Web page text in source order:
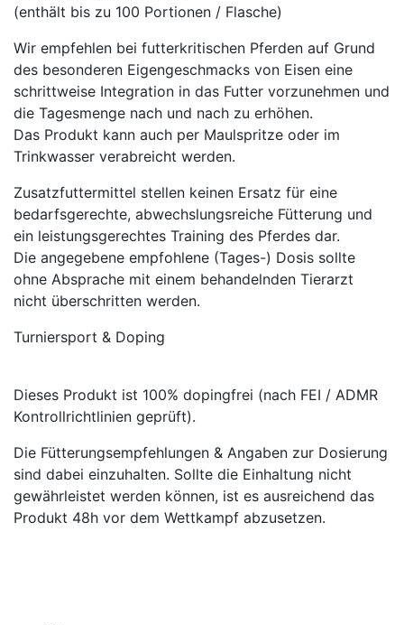
(enthält bis zu 100 Portionen / Flasche)
Wir empfehlen bei futterkritischen Pferden auf Grund
des besonderen Eigengeschmacks von Eisen eine
schrittweise Integration in das Futter vorzunehmen und
die Tagesmenge nach und nach zu erhöhen.
Das Produkt kann auch per Maulspritze oder im
Trinkwasser verabreicht werden.
Zusatzfuttermittel stellen keinen Ersatz für eine
bedarfsgerechte, abwechslungsreiche Fütterung und
ein leistungsgerechtes Training des Pferdes dar.
Die angegebene empfohlene (Tages-) Dosis sollte
ohne Absprache mit einem behandelnden Tierarzt
nicht überschritten werden.
Turniersport & Doping
Dieses Produkt ist 100% dopingfrei (nach FEI / ADMR
Kontrollrichtlinien geprüft).
Die Fütterungsempfehlungen & Angaben zur Dosierung
sind dabei einzuhalten. Sollte die Einhaltung nicht
gewährleistet werden können, ist es ausreichend das
Produkt 48h vor dem Wettkampf abzusetzen.